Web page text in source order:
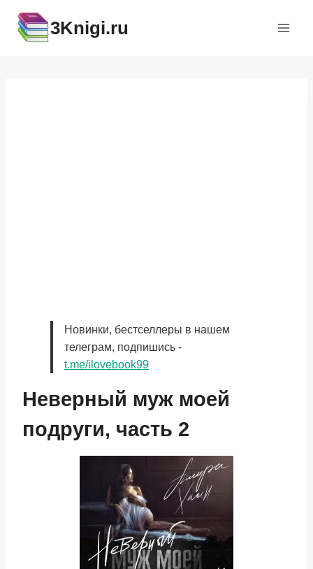
содержимому
3Knigi.ru
Новинки, бестселлеры в нашем
телеграм, подпишись -
t.me/ilovebook99
Неверный муж моей
подруги, часть 2